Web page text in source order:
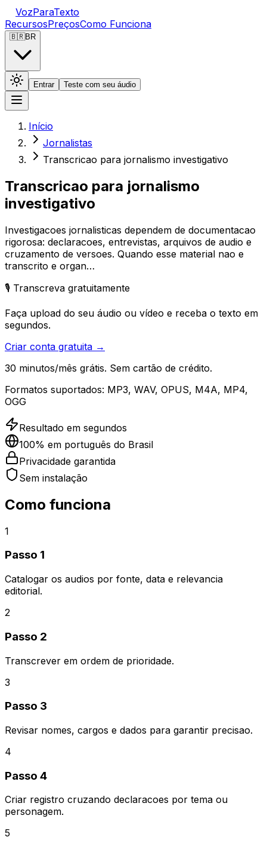
VozParaTexto
RecursosPreçosComo Funciona
🇧🇷BR
Entrar Teste com seu áudio
Início
Jornalistas
Transcricao para jornalismo investigativo
Transcricao para jornalismo
investigativo
Investigacoes jornalisticas dependem de documentacao
rigorosa: declaracoes, entrevistas, arquivos de audio e
cruzamento de versoes. Quando esse material nao e
transcrito e organ…
🎙️ Transcreva gratuitamente
Faça upload do seu áudio ou vídeo e receba o texto em
segundos.
Criar conta gratuita →
30 minutos/mês grátis. Sem cartão de crédito.
Formatos suportados: MP3, WAV, OPUS, M4A, MP4,
OGG
Resultado em segundos
100% em português do Brasil
Privacidade garantida
Sem instalação
Como funciona
1
Passo 1
Catalogar os audios por fonte, data e relevancia
editorial.
2
Passo 2
Transcrever em ordem de prioridade.
3
Passo 3
Revisar nomes, cargos e dados para garantir precisao.
4
Passo 4
Criar registro cruzando declaracoes por tema ou
personagem.
5